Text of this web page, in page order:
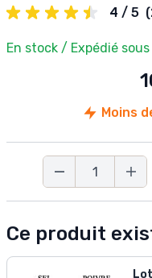
4 / 5
En stock / Expédié
Moins
Quantité
Ce produit